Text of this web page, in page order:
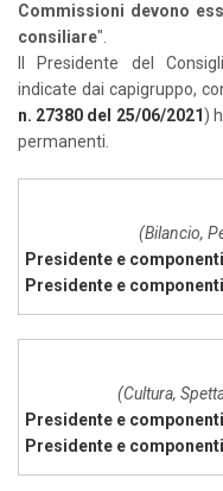
Commissioni devono
consiliare".
Il Presidente del
indicate dai capigruppo,
n. 27380 del 25/06/2021 )
permanenti.
(Bilancio,
Presidente e
Presidente e
(Cultura,
Presidente e
Presidente e